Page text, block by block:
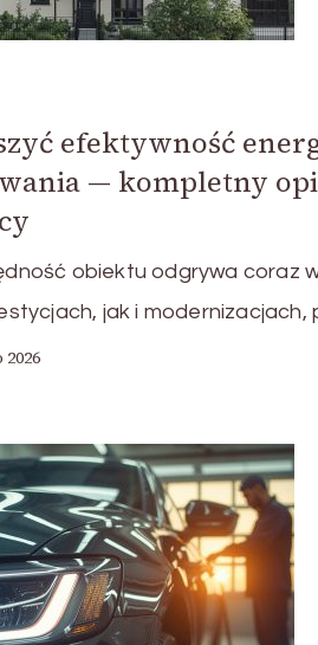
efektywność
— kompletny
obiektu odgrywa coraz
jak i modernizacjach,